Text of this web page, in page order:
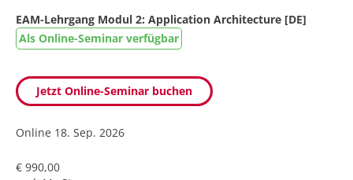
EAM-Lehrgang Modul 2: Application Architecture [DE]
Als Online-Seminar verfügbar
Jetzt Online-Seminar buchen
Online 18. Sep. 2026
€ 990,00